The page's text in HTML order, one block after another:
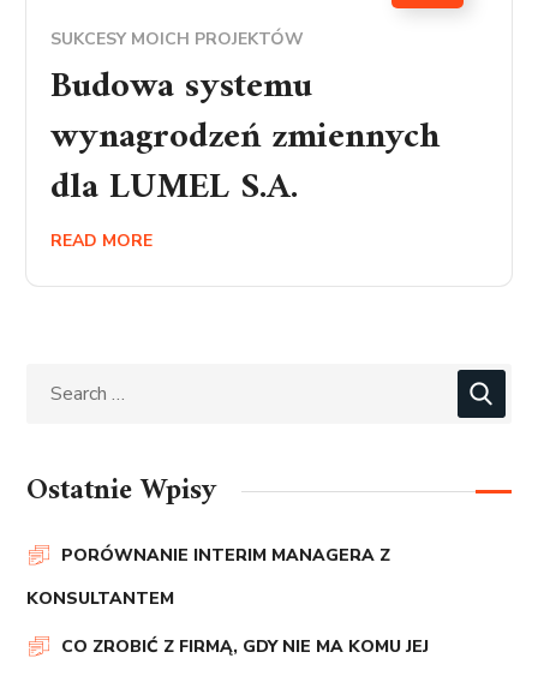
SUKCESY MOICH PROJEKTÓW
Budowa systemu
wynagrodzeń zmiennych
dla LUMEL S.A.
READ MORE
Ostatnie Wpisy
PORÓWNANIE INTERIM MANAGERA Z
KONSULTANTEM
CO ZROBIĆ Z FIRMĄ, GDY NIE MA KOMU JEJ